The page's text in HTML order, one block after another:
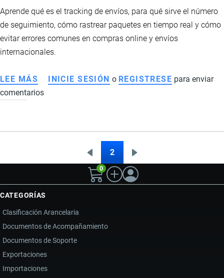
Aprende qué es el tracking de envíos, para qué sirve el número
de seguimiento, cómo rastrear paquetes en tiempo real y cómo
evitar errores comunes en compras online y envíos
internacionales.
LEE MÁS SOBRE
QUÉ
TRACKING
CÓMO
TUS
PAQUETES
PASO
A
PASO
INICIE SESIÓN o REGISTRESE para enviar
comentarios
Página
anterior
2
página
0
CATEGORÍAS
Clasificación Arancelaria
Documentos de Acompañamiento
Documentos de Soporte
Exportaciones
Importaciones